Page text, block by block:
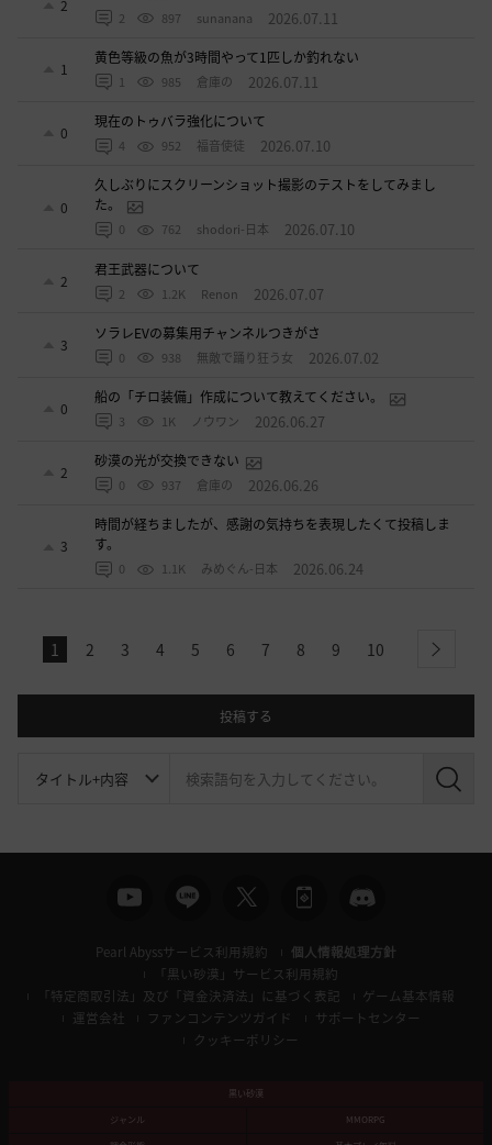
2
2 897 sunanana 2026.07.11
1
黄色等級の魚が3時間やって1匹しか釣れない
1 985 倉庫の 2026.07.11
0
現在のトゥバラ強化について
4 952 福音使徒 2026.07.10
0
久しぶりにスクリーンショット撮影のテストをしてみまし
た。
0 762 shodori-日本 2026.07.10
2
君王武器について
2 1.2K Renon 2026.07.07
3
ソラレEVの募集用チャンネルつきがさ
0 938 無敵で踊り狂う女 2026.07.02
0
船の「チロ装備」作成について教えてください。
3 1K ノウワン 2026.06.27
2
砂漠の光が交換できない
0 937 倉庫の 2026.06.26
3
時間が経ちましたが、感謝の気持ちを表現したくて投稿しま
す。
0 1.1K みめぐん-日本 2026.06.24
1 2 3 4 5 6 7 8 9 10 next
投稿する
検
Pearl Abyssサービス利用規約
個人情報処理方針
「黒い砂漠」サービス利用規約
「特定商取引法」及び「資金決済法」に基づく表記
ゲーム基本情報
運営会社
ファンコンテンツガイド
サポートセンター
クッキーポリシー
黒い砂漠
ジャンル
MMORPG